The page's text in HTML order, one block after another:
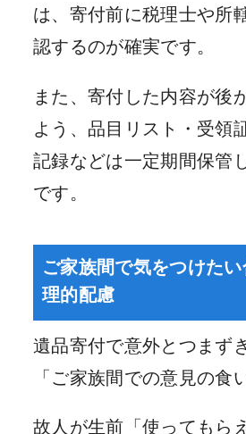
は、寄付前に税理士や所
認するのが確実です。
また、寄付した内容が後
よう、品目リスト・受領
記録などは一定期間保管
です。
ご家族間で気をつけた
理的配慮
遺品寄付で意外とつまず
「ご家族間での意見の食
故人が生前「使ってもら